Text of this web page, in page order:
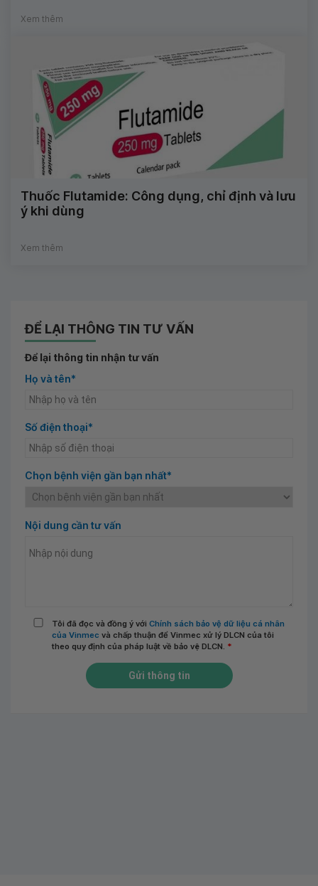
Xem thêm
Thuốc Flutamide: Công dụng, chỉ định và lưu
ý khi dùng
Xem thêm
ĐỂ LẠI THÔNG TIN TƯ VẤN
Để lại thông tin nhận tư vấn
Họ và tên*
Số điện thoại*
Chọn bệnh viện gần bạn nhất*
Nội dung cần tư vấn
Tôi đã đọc và đồng ý với Chính sách bảo vệ dữ liệu cá nhân
của Vinmec và chấp thuận để Vinmec xử lý DLCN của tôi
theo quy định của pháp luật về bảo vệ DLCN. *
Gửi thông tin